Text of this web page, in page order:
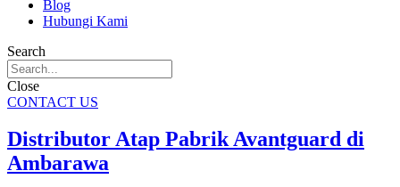
Blog
Hubungi Kami
Search
Close
CONTACT US
Distributor Atap Pabrik Avantguard di
Ambarawa